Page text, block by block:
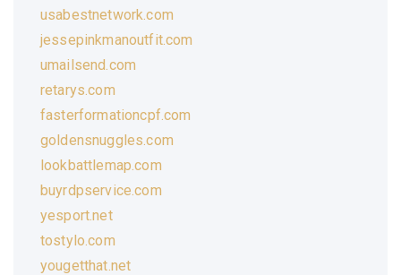
usabestnetwork.com
jessepinkmanoutfit.com
umailsend.com
retarys.com
fasterformationcpf.com
goldensnuggles.com
lookbattlemap.com
buyrdpservice.com
yesport.net
tostylo.com
yougetthat.net